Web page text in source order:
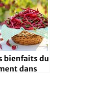
bienfaits du
dans